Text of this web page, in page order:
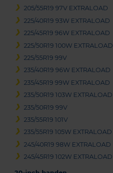
205/55R19 97V EXTRALOAD
225/40R19 93W EXTRALOAD
225/45R19 96W EXTRALOAD
225/50R19 100W EXTRALOAD
225/55R19 99V
235/40R19 96W EXTRALOAD
235/45R19 99W EXTRALOAD
235/50R19 103W EXTRALOAD
235/50R19 99V
235/55R19 101V
235/55R19 105W EXTRALOAD
245/40R19 98W EXTRALOAD
245/45R19 102W EXTRALOAD